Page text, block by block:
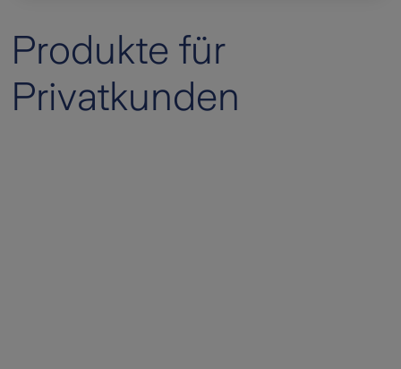
Produkte für
Privatkunden